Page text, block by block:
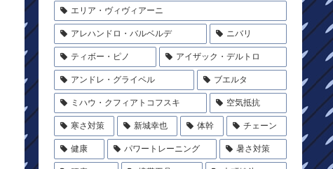
エリア・ヴィヴィアーニ
アレハンドロ・バルベルデ ニバリ
ティボー・ピノ アイザック・デルトロ
アンドレ・グライペル ブエルタ
ミハウ・クフィアトコフスキ 空気抵抗
寒さ対策 新城幸也 体幹 チェーン
健康 パワートレーニング 暑さ対策